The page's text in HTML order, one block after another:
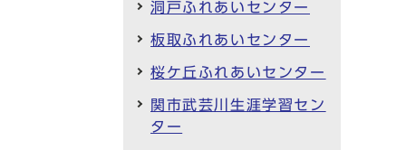
洞戸ふれあいセンター
板取ふれあいセンター
桜ケ丘ふれあいセンター
関市武芸川生涯学習セン
ター